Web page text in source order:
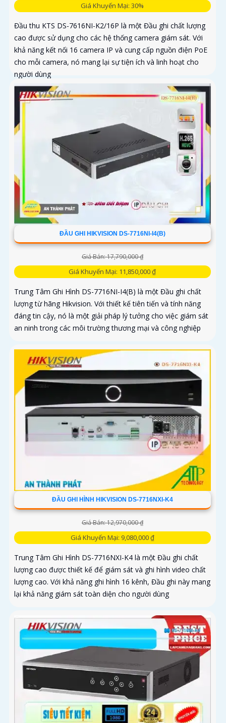
Giá Khuyến Mại: 30%
Đầu thu KTS DS-7616NI-K2/16P là một Đầu ghi chất lượng
cao được sử dụng cho các hệ thống camera giám sát. Với
khả năng kết nối 16 camera IP và cung cấp nguồn điện PoE
cho mỗi camera, nó mang lại sự tiện ích và linh hoạt cho
người dùng
ĐẦU GHI HIKVISION DS-7716NI-I4(B)
Giá Bán: 17,790,000 ₫
Giá Khuyến Mại: 11,850,000 ₫
Trung Tâm Ghi Hình DS-7716NI-I4(B) là một Đầu ghi chất
lượng từ hãng Hikvision. Với thiết kế tiên tiến và tính năng
đáng tin cậy, nó là một giải pháp lý tưởng cho việc giám sát
an ninh trong các môi trường thương mại và công nghiệp
ĐẦU GHI HÌNH HIKVISION DS-7716NXI-K4
Giá Bán: 12,970,000 ₫
Giá Khuyến Mại: 9,080,000 ₫
Trung Tâm Ghi Hình DS-7716NXI-K4 là một Đầu ghi chất
lượng cao được thiết kế để giám sát và ghi hình video chất
lượng cao. Với khả năng ghi hình 16 kênh, Đầu ghi này mang
lại khả năng giám sát toàn diện cho người dùng